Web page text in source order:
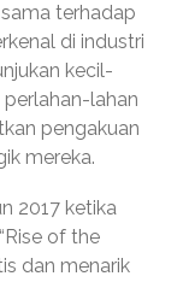
terhadap
di industri
kecil-
lahan
pengakuan
mereka.
2017 ketika
of the
dan menarik